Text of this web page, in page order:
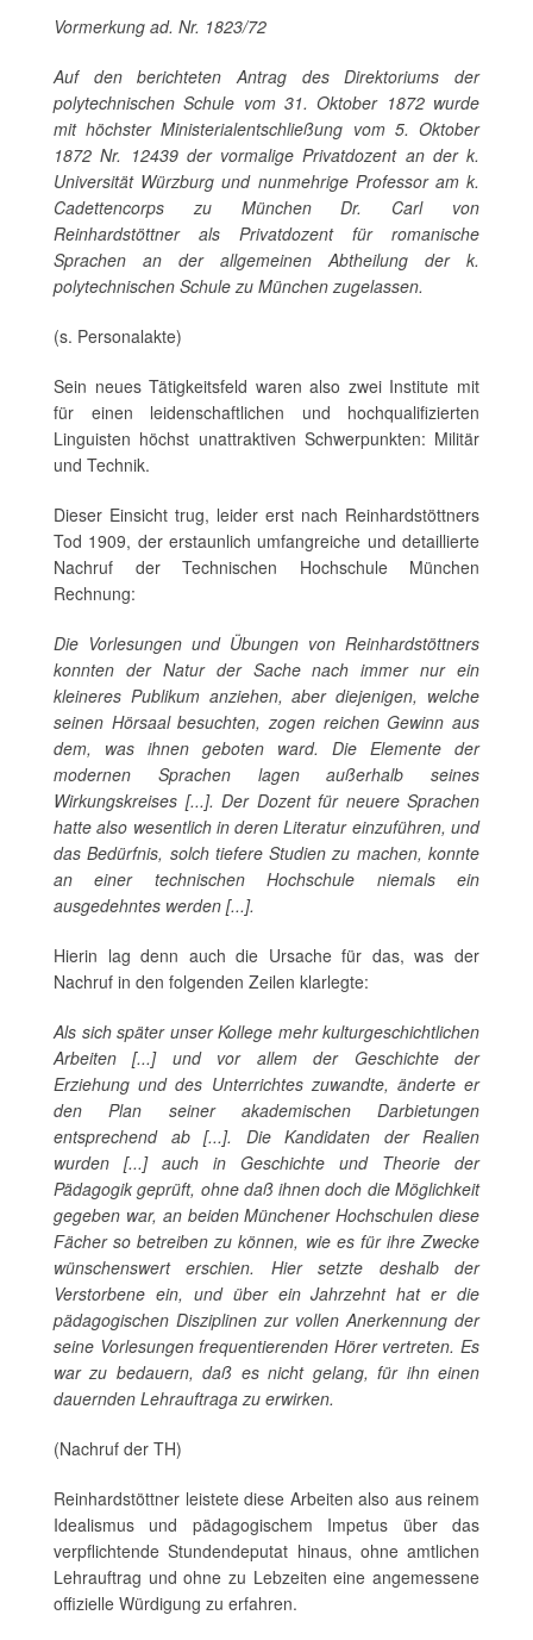
Vormerkung ad. Nr. 1823/72
Auf den berichteten Antrag des Direktoriums der
polytechnischen Schule vom 31. Oktober 1872 wurde
mit höchster Ministerialentschließung vom 5. Oktober
1872 Nr. 12439 der vormalige Privatdozent an der k.
Universität Würzburg und nunmehrige Professor am k.
Cadettencorps zu München Dr. Carl von
Reinhardstöttner als Privatdozent für romanische
Sprachen an der allgemeinen Abtheilung der k.
polytechnischen Schule zu München zugelassen.
(s. Personalakte)
Sein neues Tätigkeitsfeld waren also zwei Institute mit
für einen leidenschaftlichen und hochqualifizierten
Linguisten höchst unattraktiven Schwerpunkten: Militär
und Technik.
Dieser Einsicht trug, leider erst nach Reinhardstöttners
Tod 1909, der erstaunlich umfangreiche und detaillierte
Nachruf der Technischen Hochschule München
Rechnung:
Die Vorlesungen und Übungen von Reinhardstöttners
konnten der Natur der Sache nach immer nur ein
kleineres Publikum anziehen, aber diejenigen, welche
seinen Hörsaal besuchten, zogen reichen Gewinn aus
dem, was ihnen geboten ward. Die Elemente der
modernen Sprachen lagen außerhalb seines
Wirkungskreises [...]. Der Dozent für neuere Sprachen
hatte also wesentlich in deren Literatur einzuführen, und
das Bedürfnis, solch tiefere Studien zu machen, konnte
an einer technischen Hochschule niemals ein
ausgedehntes werden [...].
Hierin lag denn auch die Ursache für das, was der
Nachruf in den folgenden Zeilen klarlegte:
Als sich später unser Kollege mehr kulturgeschichtlichen
Arbeiten [...] und vor allem der Geschichte der
Erziehung und des Unterrichtes zuwandte, änderte er
den Plan seiner akademischen Darbietungen
entsprechend ab [...]. Die Kandidaten der Realien
wurden [...] auch in Geschichte und Theorie der
Pädagogik geprüft, ohne daß ihnen doch die Möglichkeit
gegeben war, an beiden Münchener Hochschulen diese
Fächer so betreiben zu können, wie es für ihre Zwecke
wünschenswert erschien. Hier setzte deshalb der
Verstorbene ein, und über ein Jahrzehnt hat er die
pädagogischen Disziplinen zur vollen Anerkennung der
seine Vorlesungen frequentierenden Hörer vertreten. Es
war zu bedauern, daß es nicht gelang, für ihn einen
dauernden Lehrauftraga zu erwirken.
(Nachruf der TH)
Reinhardstöttner leistete diese Arbeiten also aus reinem
Idealismus und pädagogischem Impetus über das
verpflichtende Stundendeputat hinaus, ohne amtlichen
Lehrauftrag und ohne zu Lebzeiten eine angemessene
offizielle Würdigung zu erfahren.